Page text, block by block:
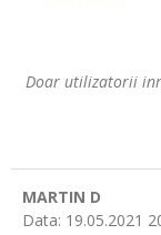
Doar utilizatorii
MARTIN D
Data: 19.05.2021